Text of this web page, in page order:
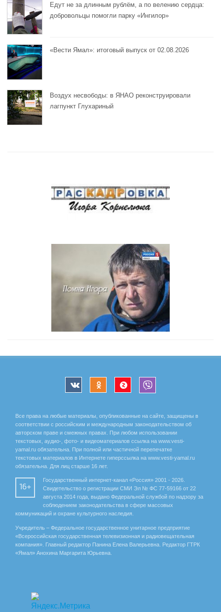
Едут не за длинным рублём, а по велению сердца:
добровольцы помогли парку «Ингилор»
«Вести Ямал»: итоговый выпуск от 02.08.2026
Воздух несвободы: в ЯНАО реконструировали
лагпункт Глухариный
Все права на любые материалы, опубликованные на сайте, защищены в
соответствии с российским и международным законодательством об
авторском праве и смежных правах. При любом использовании
текстовых, аудио-, фото- и видеоматериалов ссылка на www.vesti-
yamal.ru обязательна. При полной или частичной перепечатке
текстовых материалов в Интернете гиперссылка на www.vesti-yamal.ru
обязательна. Для лиц старше 16 лет.
16+
Государственный интернет-канал «Россия» 2001 - 2026.
Свидетельство о регистрации СМИ Эл № ФС 77-59166 от 22
августа 2014 года, выдано Федеральной службой по надзору за
соблюдением законодательства в сфере массовых
коммуникаций и охране культурного наследия.
Учредитель – Федеральное государственное унитарное предприятие
«Всероссийская государственная телевизионная и радиовещательная
компания». Главный редактор Панина Елена Валерьевна. Редактор ГТРК
«Ямал» Анохина Маргарита Юрьевна.